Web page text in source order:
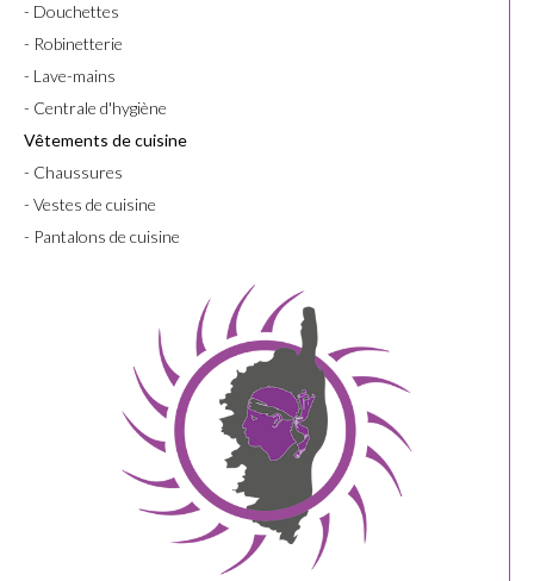
- Douchettes
- Robinetterie
- Lave-mains
- Centrale d'hygiène
Vêtements de cuisine
- Chaussures
- Vestes de cuisine
- Pantalons de cuisine